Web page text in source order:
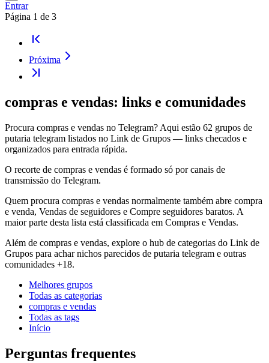
Entrar
Página 1 de 3
Próxima
compras e vendas: links e comunidades
Procura compras e vendas no Telegram? Aqui estão 62 grupos de
putaria telegram listados no Link de Grupos — links checados e
organizados para entrada rápida.
O recorte de compras e vendas é formado só por canais de
transmissão do Telegram.
Quem procura compras e vendas normalmente também abre compra
e venda, Vendas de seguidores e Compre seguidores baratos. A
maior parte desta lista está classificada em Compras e Vendas.
Além de compras e vendas, explore o hub de categorias do Link de
Grupos para achar nichos parecidos de putaria telegram e outras
comunidades +18.
Melhores grupos
Todas as categorias
compras e vendas
Todas as tags
Início
Perguntas frequentes